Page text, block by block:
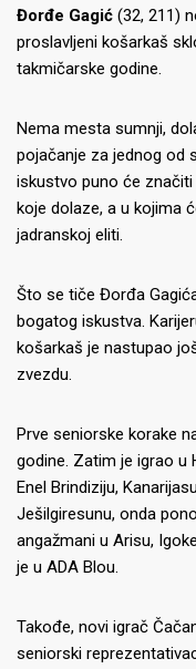
Đorđe Gagić (32, 211)
proslavljeni košarkaš
takmičarske godine.
Nema mesta sumnji,
pojačanje za jednog od
iskustvo puno će značiti
koje dolaze, a u kojima
jadranskoj eliti.
Što se tiče Đorđa
bogatog iskustva.
košarkaš je nastupao
zvezdu.
Prve seniorske korake
godine. Zatim je igrao u
Enel Brindiziju,
Ješilgiresunu, onda
angažmani u Arisu,
je u ADA Blou.
Takođe, novi igrač
seniorski